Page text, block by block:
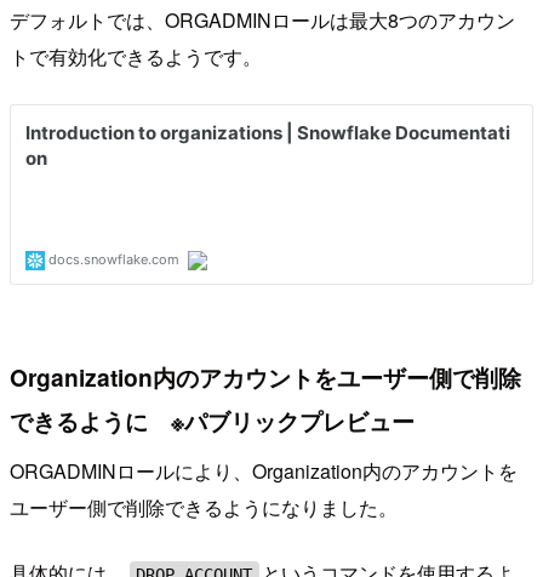
デフォルトでは、ORGADMINロールは最大8つのアカウン
トで有効化できるようです。
Organization内のアカウントをユーザー側で削除
できるように ※パブリックプレビュー
ORGADMINロールにより、Organization内のアカウントを
ユーザー側で削除できるようになりました。